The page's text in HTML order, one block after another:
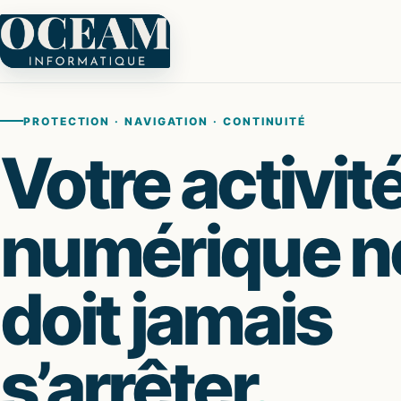
PROTECTION · NAVIGATION · CONTINUITÉ
Votre
numérique
doit jamais